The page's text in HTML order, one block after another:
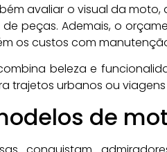
avaliar o visual da
peças. Ademais, o
os custos com
beleza e
trajetos urbanos ou
de